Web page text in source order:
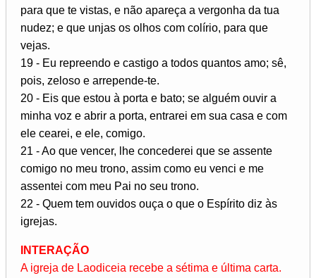
para que te vistas, e não apareça a vergonha da tua
nudez; e que unjas os olhos com colírio, para que
vejas.
19 - Eu repreendo e castigo a todos quantos amo; sê,
pois, zeloso e arrepende-te.
20 - Eis que estou à porta e bato; se alguém ouvir a
minha voz e abrir a porta, entrarei em sua casa e com
ele cearei, e ele, comigo.
21 - Ao que vencer, lhe concederei que se assente
comigo no meu trono, assim como eu venci e me
assentei com meu Pai no seu trono.
22 - Quem tem ouvidos ouça o que o Espírito diz às
igrejas.
INTERAÇÃO
A igreja de Laodiceia recebe a sétima e última carta.